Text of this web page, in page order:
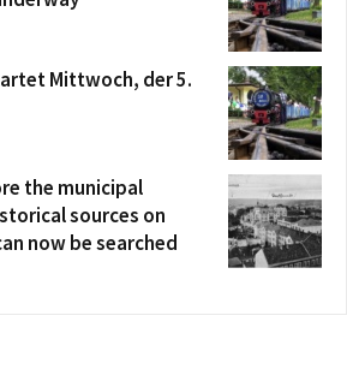
Mittwoch, der 5.
the municipal
sources on
now be searched